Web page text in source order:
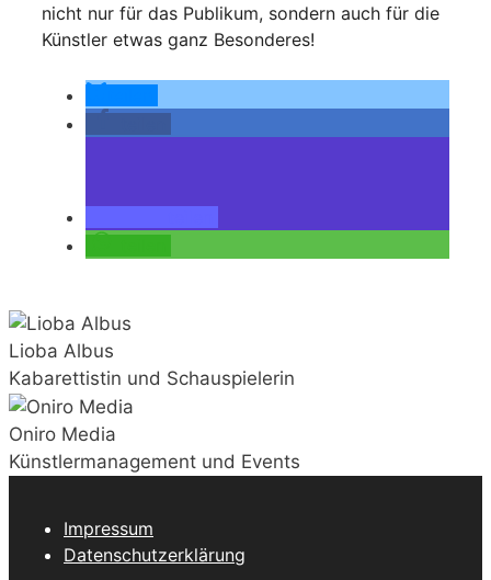
nicht nur für das Publikum, sondern auch für die
Künstler etwas ganz Besonderes!
Lioba Albus
Kabarettistin und Schauspielerin
Oniro Media
Künstlermanagement und Events
Impressum
Datenschutzerklärung